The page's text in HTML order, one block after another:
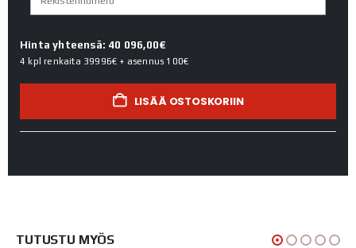
Hinta yhteensä: 40 096,00€
4 kpl renkaita 39996€ + asennus 100€
LISÄÄ OSTOSKORIIN
TUTUSTU MYÖS